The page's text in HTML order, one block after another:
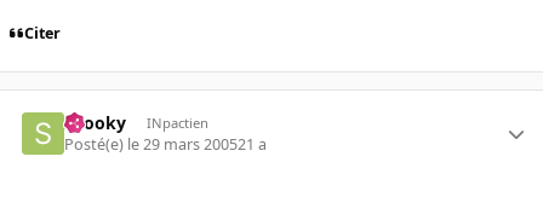
Citer
snooky INpactien
Posté(e) le 29 mars 200521 a